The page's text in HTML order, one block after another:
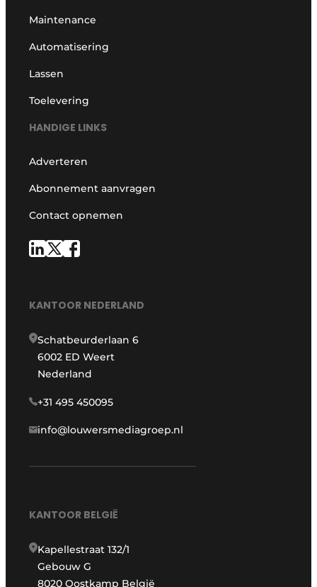
Maintenance
Automatisering
Lassen
Toelevering
HANDIGE LINKS
Adverteren
Abonnement aanvragen
Contact opnemen
KANTOOR NEDERLAND
Schatbeurderlaan 6
6002 ED Weert
Nederland
+31 495 450095
info@louwersmediagroep.nl
KANTOOR BELGIË
Kapellestraat 132/1
Gebouw G
8020 Oostkamp België